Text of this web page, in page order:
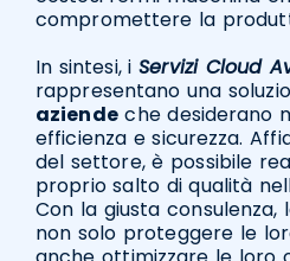
compromettere la
In sintesi, iServizi Cloud
rappresentano una
aziendeche desiderano
efficienza e sicurezza.
del settore, è possibile
proprio salto di qualità
Con la giusta consulenza,
non solo proteggere le